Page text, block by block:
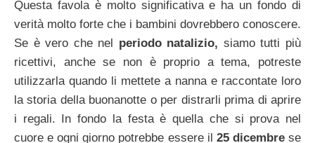
Questa favola è molto significativa e ha un fondo di
verità molto forte che i bambini dovrebbero conoscere.
Se è vero che nel periodo natalizio, siamo tutti più
ricettivi, anche se non è proprio a tema, potreste
utilizzarla quando li mettete a nanna e raccontate loro
la storia della buonanotte o per distrarli prima di aprire
i regali. In fondo la festa è quella che si prova nel
cuore e ogni giorno potrebbe essere il 25 dicembrese